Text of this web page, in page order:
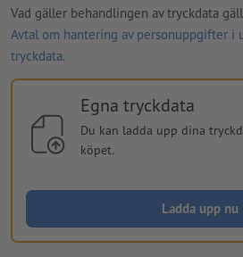
Vad gäller behandlingen av tryckdata
Avtal om hantering av personuppgifter i
tryckdata.
Egna tryckdata
Du kan ladda upp dina
köpet.
Ladda upp nu